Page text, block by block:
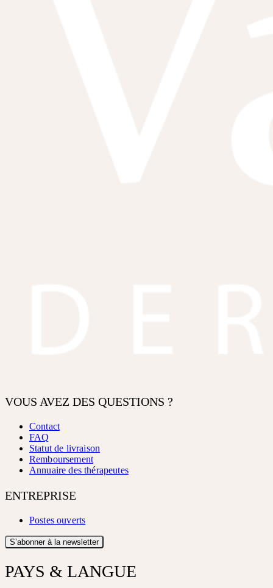
VOUS AVEZ DES QUESTIONS ?
Contact
FAQ
Statut de livraison
Remboursement
Annuaire des thérapeutes
ENTREPRISE
Postes ouverts
S’abonner à la newsletter
PAYS & LANGUE